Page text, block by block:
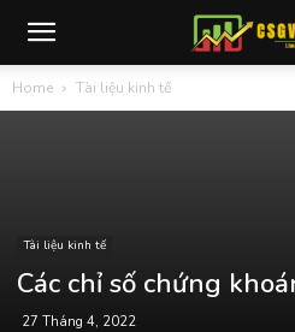
Home Tài liệu kinh tế
Tài liệu kinh tế
Các chỉ số chứng
27 Tháng 4, 2022